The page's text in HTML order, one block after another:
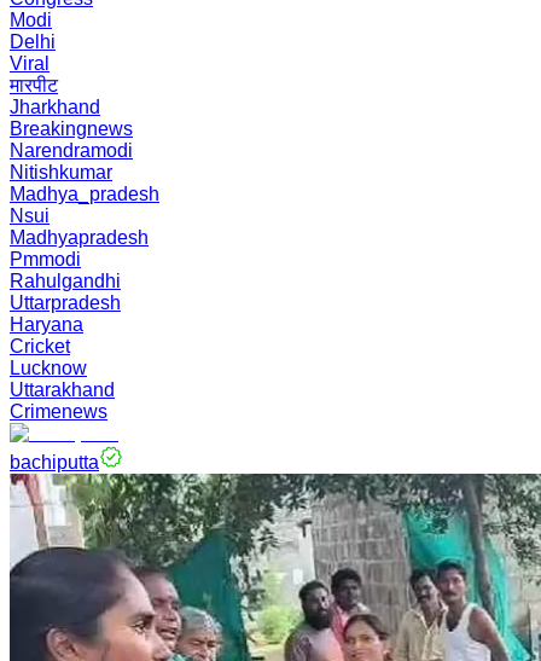
Modi
Delhi
Viral
मारपीट
Jharkhand
Breakingnews
Narendramodi
Nitishkumar
Madhya_pradesh
Nsui
Madhyapradesh
Pmmodi
Rahulgandhi
Uttarpradesh
Haryana
Cricket
Lucknow
Uttarakhand
Crimenews
bachiputta